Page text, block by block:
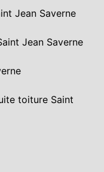
Jean Saverne
Jean Saverne
toiture Saint